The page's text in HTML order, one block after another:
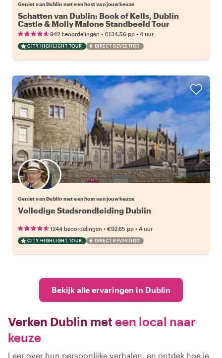
Geniet van Dublin met een host van jouw keuze
Schatten van Dublin: Book of Kells, Dublin
Castle & Molly Malone Standbeeld Tour
942 beoordelingen • €134.56 pp • 4 uur
CITY HIGHLIGHT TOUR DIRECT BEVESTIGD
Kies jouw favoriete local
Geniet van Dublin met een host van jouw keuze
Volledige Stadsrondleiding Dublin
1244 beoordelingen • €92.65 pp • 4 uur
CITY HIGHLIGHT TOUR DIRECT BEVESTIGD
Bekijk alle ervaringen in Dublin
Verken Dublin meteen local naar
keuze
Leer over hun persoonlijke verhalen, en ontdek hoe je